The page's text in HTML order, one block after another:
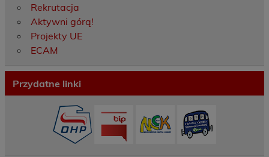
Rekrutacja
Aktywni górą!
Projekty UE
ECAM
Przydatne linki